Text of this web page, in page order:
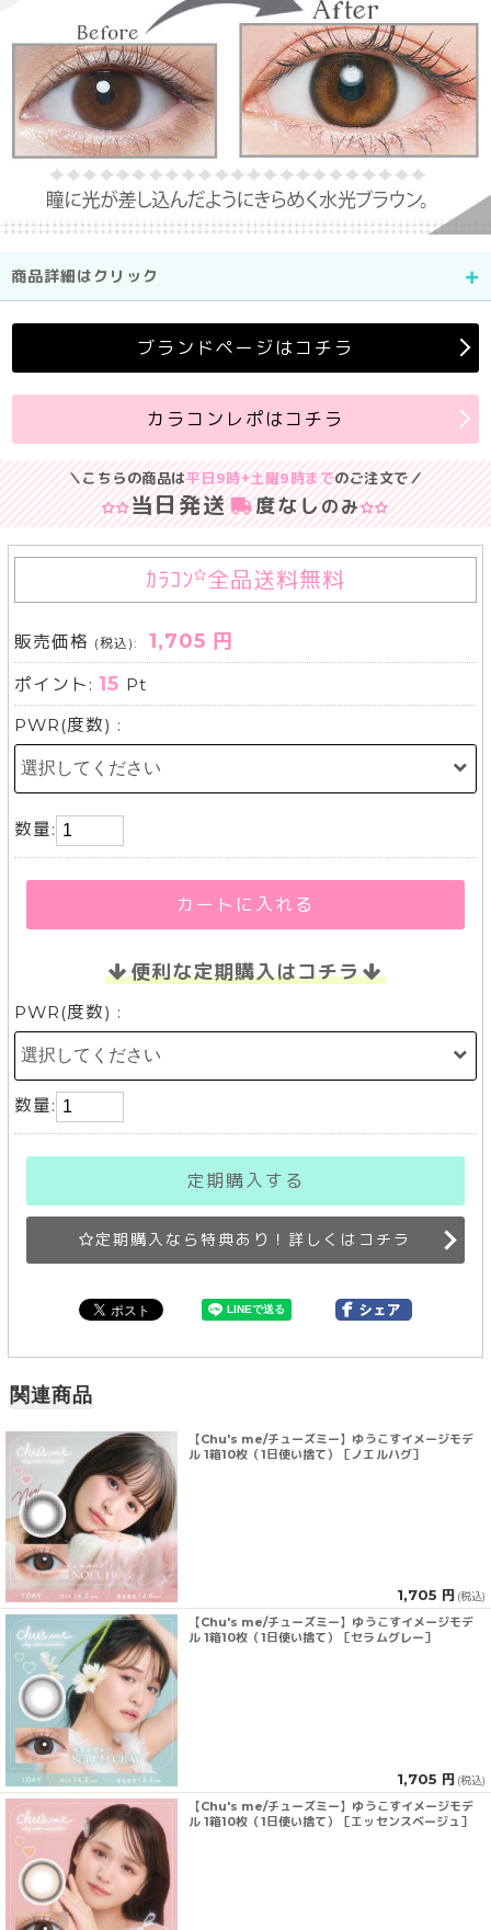
商品詳細はクリック
ブランドページはコチラ
カラコンレポはコチラ
＼こちらの商品は平日9時+土曜9時までのご注文で／
当日発送 度なし のみ
ｶﾗｺﾝ 全品送料無料
販売価格 (税込): 1,705 円
ポイント:15 Pt
PWR(度数) :
数量:
カートに入れる
便利な定期購入はコチラ
PWR(度数) :
数量:
定期購入する
定期購入なら特典あり！詳しくはコチラ
関連商品
【Chu's me/チューズミー】ゆうこすイメージモデ
ル 1箱10枚（1日使い捨て）［ノエルハグ］
1,705 円 (税込)
【Chu's me/チューズミー】ゆうこすイメージモデ
ル 1箱10枚（1日使い捨て）［セラムグレー］
1,705 円 (税込)
【Chu's me/チューズミー】ゆうこすイメージモデ
ル 1箱10枚（1日使い捨て）［エッセンスベージュ］